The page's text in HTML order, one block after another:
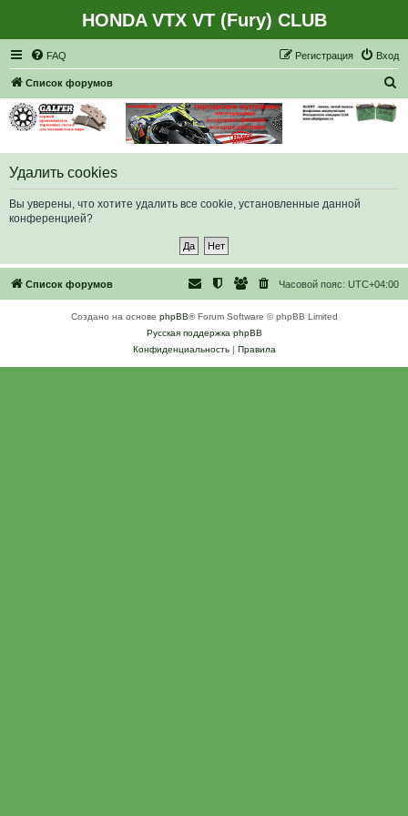
HONDA VTX VT (Fury) CLUB
FAQ Вход
Регистрация
Список форумов
Удалить cookies
Вы уверены, что хотите удалить все cookie, установленные данной
конференцией?
Список форумов Часовой пояс: UTC+04:00
Создано на основе phpBB® Forum Software © phpBB Limited
Русская поддержка phpBB
Конфиденциальность| Правила